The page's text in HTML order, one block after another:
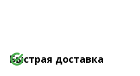
Быстрая доставка